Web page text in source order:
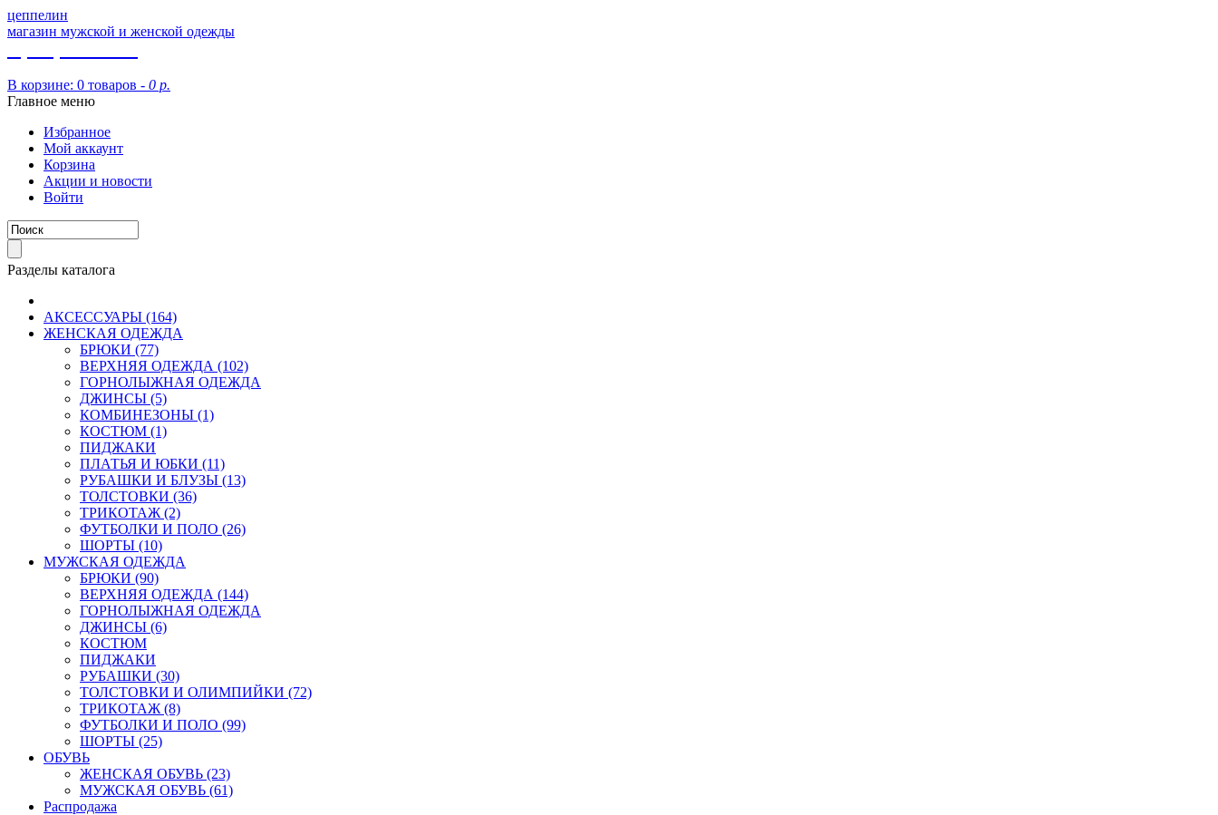
цеппелин
магазин мужской и женской одежды
В корзине: 0 товаров - 0 р.
Главное меню
Избранное
Мой аккаунт
Корзина
Акции и новости
Войти
Разделы каталога
АКСЕССУАРЫ (164)
ЖЕНСКАЯ ОДЕЖДА
БРЮКИ (77)
ВЕРХНЯЯ ОДЕЖДА (102)
ГОРНОЛЫЖНАЯ ОДЕЖДА
ДЖИНСЫ (5)
КОМБИНЕЗОНЫ (1)
КОСТЮМ (1)
ПИДЖАКИ
ПЛАТЬЯ И ЮБКИ (11)
РУБАШКИ И БЛУЗЫ (13)
ТОЛСТОВКИ (36)
ТРИКОТАЖ (2)
ФУТБОЛКИ И ПОЛО (26)
ШОРТЫ (10)
МУЖСКАЯ ОДЕЖДА
БРЮКИ (90)
ВЕРХНЯЯ ОДЕЖДА (144)
ГОРНОЛЫЖНАЯ ОДЕЖДА
ДЖИНСЫ (6)
КОСТЮМ
ПИДЖАКИ
РУБАШКИ (30)
ТОЛСТОВКИ И ОЛИМПИЙКИ (72)
ТРИКОТАЖ (8)
ФУТБОЛКИ И ПОЛО (99)
ШОРТЫ (25)
ОБУВЬ
ЖЕНСКАЯ ОБУВЬ (23)
МУЖСКАЯ ОБУВЬ (61)
Распродажа